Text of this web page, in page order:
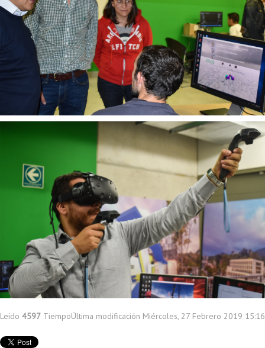
Leído 4597 TiempoÚltima modificación Miércoles, 27 Febrero 2019 15:16